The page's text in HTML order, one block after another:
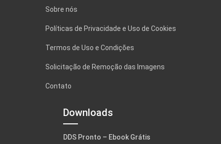
Sobre nós
Políticas de Privacidade e Uso de Cookies
Termos de Uso e Condições
Solicitação de Remoção das Imagens
Contato
Downloads
DDS Pronto – Ebook Grátis